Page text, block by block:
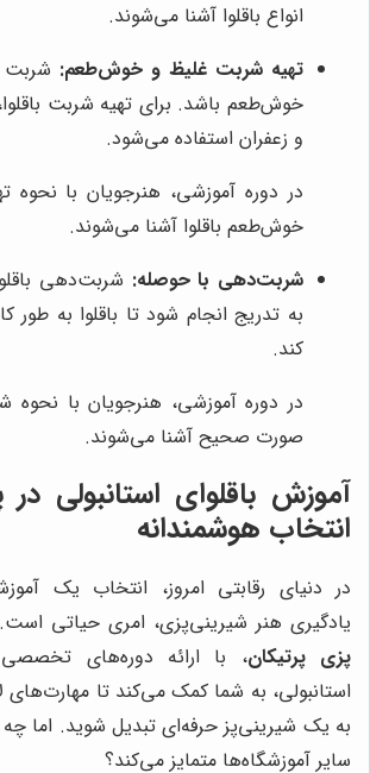
انواع باقلوا آشنا می‌شوند.
تهیه شربت غلیظ و خوش‌طعم: شربت
خوش‌طعم باشد. برای تهیه شربت
و زعفران استفاده می‌شود.
در دوره آموزشی، هنرجویان با
خوش‌طعم باقلوا آشنا می‌شوند.
شربت‌دهی با حوصله: شربت‌دهی
به تدریج انجام شود تا باقلوا به
کند.
در دوره آموزشی، هنرجویان با نحوه
صورت صحیح آشنا می‌شوند.
آموزش باقلوای استانبولی
انتخاب هوشمندانه
در دنیای رقابتی امروز، انتخاب یک
یادگیری هنر شیرینی‌پزی، امری حیاتی
پزی پرتیکان، با ارائه دوره‌های
استانبولی، به شما کمک می‌کند تا مهارت‌های
به یک شیرینی‌پز حرفه‌ای تبدیل شوید. اما چه
سایر آموزشگاه‌ها متمایز می‌کند؟